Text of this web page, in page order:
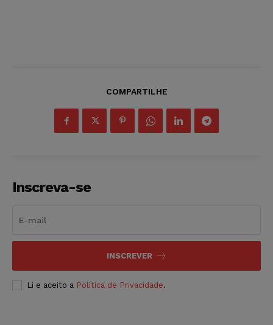
COMPARTILHE
Inscreva-se
INSCREVER
Li e aceito a Política de Privacidade.